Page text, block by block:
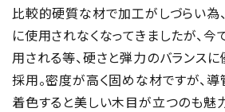
比較的硬質な材で加工がしづらい為
に使用されなくなってきましたが、
用される等、硬さと弾力のバランス
採用。密度が高く固めな材ですが、
着色すると美しい木目が立つのも魅